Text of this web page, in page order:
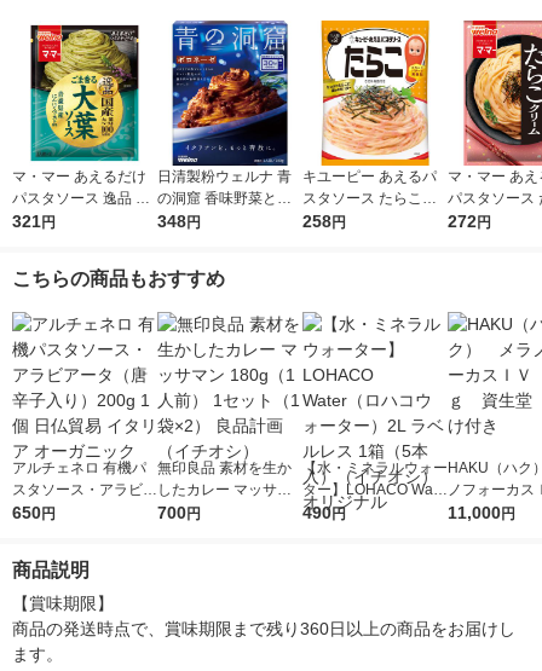
マ・マー あえるだけ
パスタソース 逸品 ご
ま香る大葉ソース ＜1
321円
日清製粉ウェルナ 青
の洞窟 香味野菜とハ
ーブ引き立つボロネー
348円
キユーピー あえるパ
スタソース たらこ（1
人前×2）1個
258円
マ・マー あ
パスタソース
クリーム 生風
272円
こちらの商品もおすすめ
アルチェネロ 有機パ
スタソース・アラビア
ータ（唐辛子入り）2
650円
無印良品 素材を生か
したカレー マッサマ
ン 180g（1人前） 1セ
700円
【水・ミネラルウォー
ター】LOHACO Wate
r（ロハコウォータ
490円
HAKU（ハ
ノフォーカ
5ｇ 資生堂
11,000円
商品説明
【賞味期限】
商品の発送時点で、賞味期限まで残り360日以上の商品をお届けし
ます。